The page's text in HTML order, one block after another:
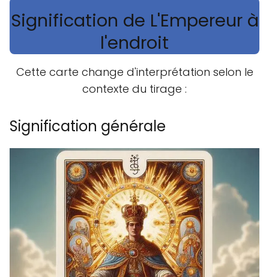
Signification de L'Empereur à
l'endroit
Cette carte change d'interprétation selon le
contexte du tirage :
Signification générale